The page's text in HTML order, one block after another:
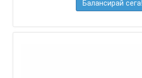
Балансирай сега!